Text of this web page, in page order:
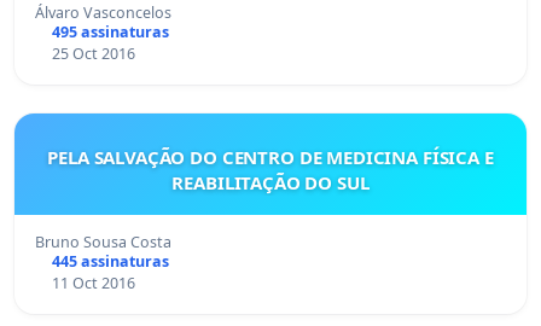
Álvaro Vasconcelos
495 assinaturas
25 Oct 2016
PELA SALVAÇÃO DO CENTRO DE MEDICINA FÍSICA E
REABILITAÇÃO DO SUL
Bruno Sousa Costa
445 assinaturas
11 Oct 2016